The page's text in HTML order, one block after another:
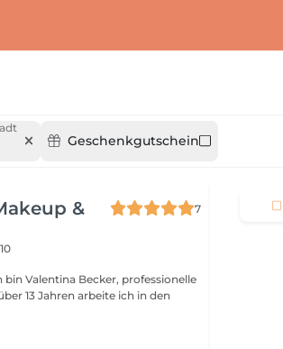
Geschenkgutschein
&
7